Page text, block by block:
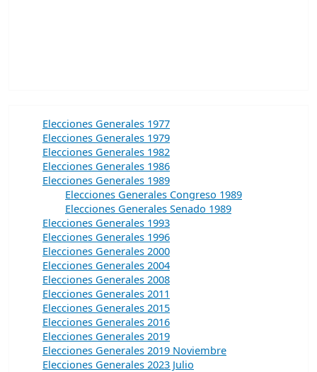
Elecciones Generales 1977
Elecciones Generales 1979
Elecciones Generales 1982
Elecciones Generales 1986
Elecciones Generales 1989
Elecciones Generales Congreso 1989
Elecciones Generales Senado 1989
Elecciones Generales 1993
Elecciones Generales 1996
Elecciones Generales 2000
Elecciones Generales 2004
Elecciones Generales 2008
Elecciones Generales 2011
Elecciones Generales 2015
Elecciones Generales 2016
Elecciones Generales 2019
Elecciones Generales 2019 Noviembre
Elecciones Generales 2023 Julio